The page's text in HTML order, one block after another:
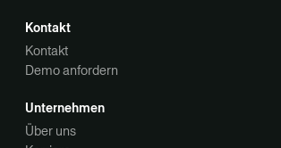
Kontakt
Kontakt
Demo anfordern
Unternehmen
Über uns